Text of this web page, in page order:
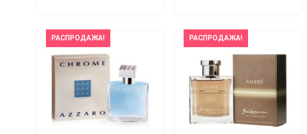
РАСПРОДАЖА! РАСПРОДАЖА!